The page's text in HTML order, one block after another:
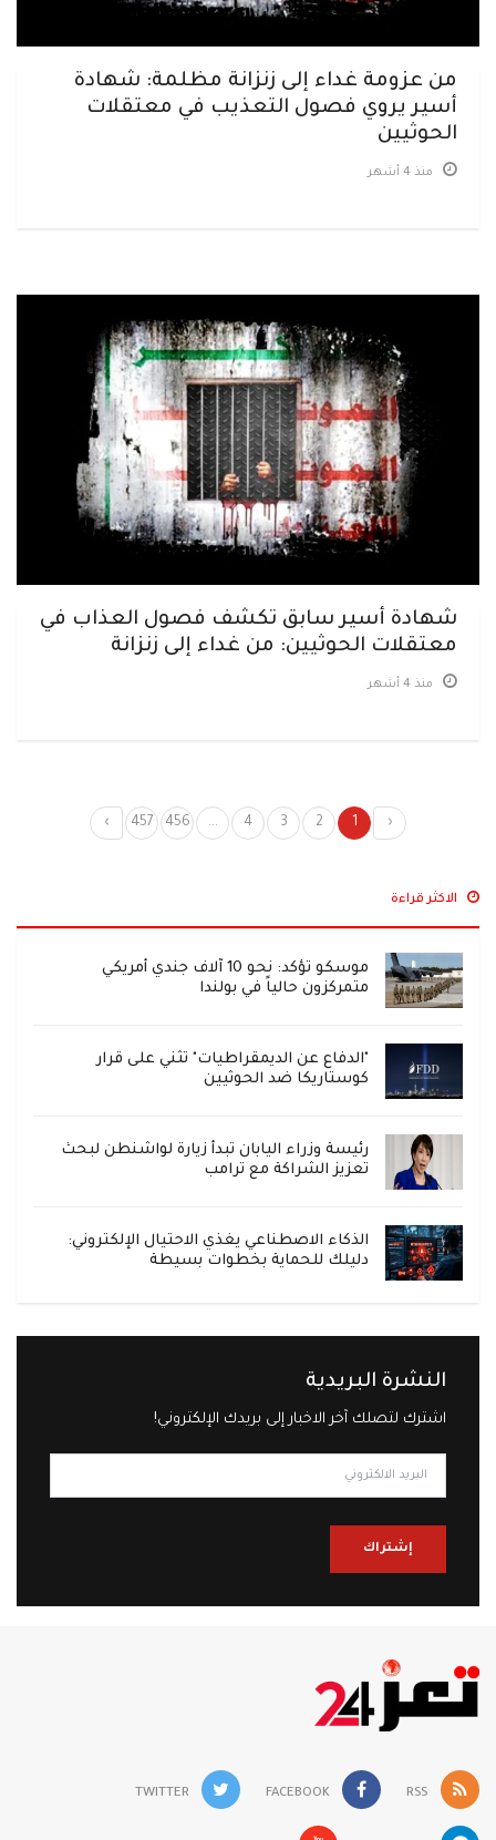
من عزومة غداء إلى زنزانة مظلمة: شهادة
أسير يروي فصول التعذيب في معتقلات
الحوثيين
منذ 4 أشهر
شهادة أسير سابق تكشف فصول العذاب في
معتقلات الحوثيين: من غداء إلى زنزانة
منذ 4 أشهر
‹
1
2
3
4
...
456
457
›
الاكثر قراءة
موسكو تؤكد: نحو 10 آلاف جندي أمريكي
متمركزون حالياً في بولندا
"الدفاع عن الديمقراطيات" تثني على قرار
كوستاريكا ضد الحوثيين
رئيسة وزراء اليابان تبدأ زيارة لواشنطن لبحث
تعزيز الشراكة مع ترامب
الذكاء الاصطناعي يغذي الاحتيال الإلكتروني:
دليلك للحماية بخطوات بسيطة
النشرة البريدية
اشترك لتصلك آخر الاخبار إلى بريدك الإلكتروني!
إشتراك
RSS
FACEBOOK
TWITTER